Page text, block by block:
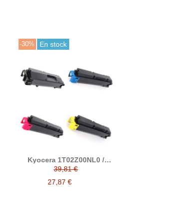
-30% En stock
Kyocera 1T02Z00NL0 /
1T02Z0CNL0 / 1T02Z0BNL0
/ 1T02Z0ANL0 tóner
compatible TK5380
39,81 €
27,87 €